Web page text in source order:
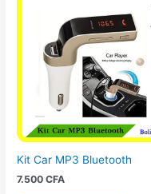
Kit Car MP3 Bluetooth
7.500CFA